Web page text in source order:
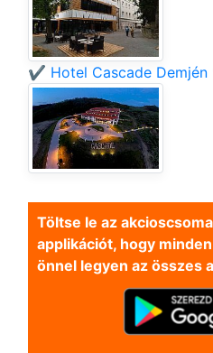
✔️ Hotel Cascade
Töltse le az
applikációt, hogy
önnel legyen az összes